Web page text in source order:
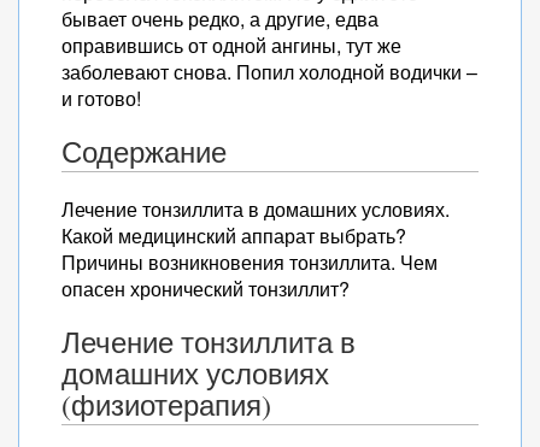
бывает очень редко, а другие, едва
оправившись от одной ангины, тут же
заболевают снова. Попил холодной водички –
и готово!
Содержание
Лечение тонзиллита в домашних условиях.
Какой медицинский аппарат выбрать?
Причины возникновения тонзиллита. Чем
опасен хронический тонзиллит?
Лечение тонзиллита в
домашних условиях
(физиотерапия)